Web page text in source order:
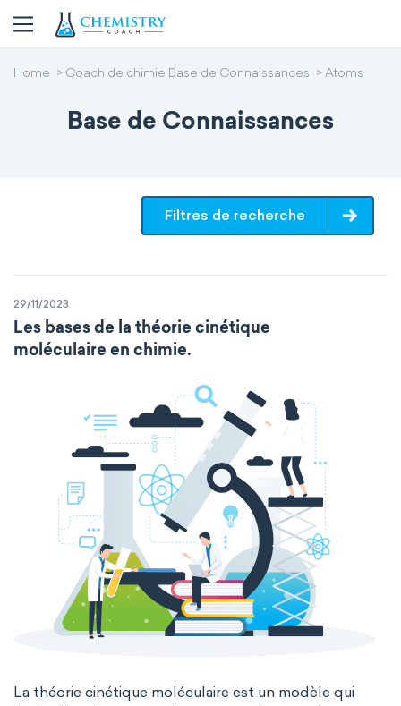
Home Coach de chimie Base de Connaissances Atoms
Base de Connaissances
Filtres de recherche
29/11/2023
Les bases de la théorie cinétique
moléculaire en chimie.
La théorie cinétique moléculaire est un modèle qui